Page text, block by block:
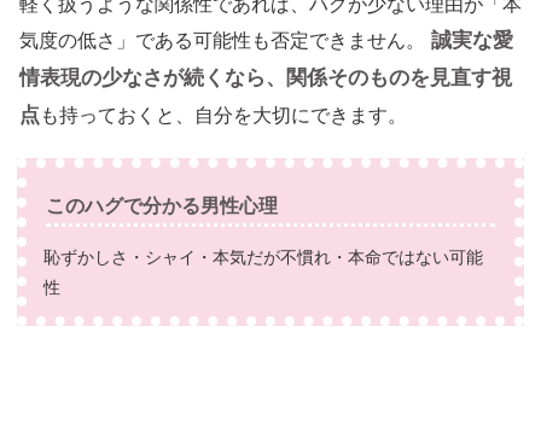
軽く扱うような関係性であれば、ハグが少ない理由が「本
気度の低さ」である可能性も否定できません。
誠実な愛
情表現の少なさが続くなら、関係そのものを見直す視
点 も持っておくと、自分を大切にできます。
このハグで分かる男性心理
恥ずかしさ・シャイ・本気だが不慣れ・本命ではない可能
性